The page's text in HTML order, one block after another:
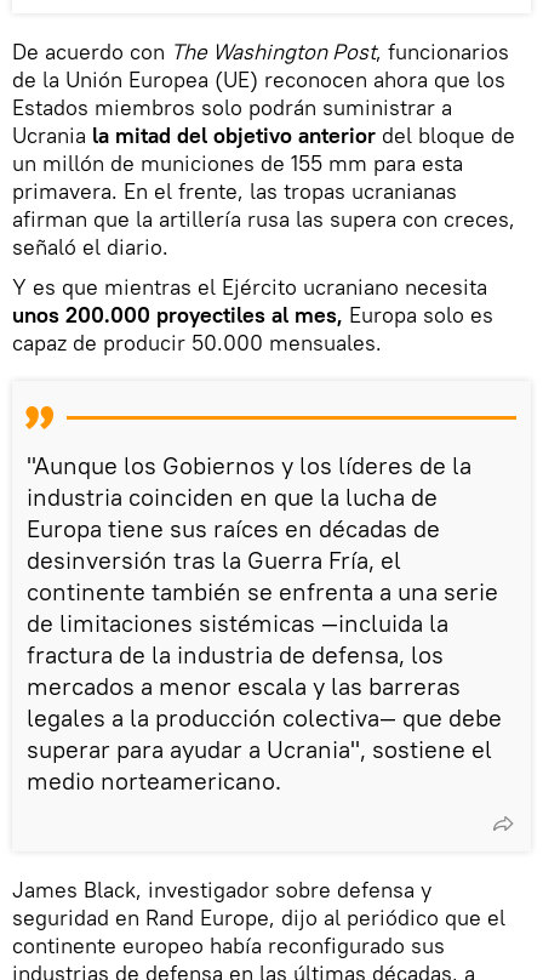
De acuerdo con The Washington Post, funcionarios
de la Unión Europea (UE) reconocen ahora que los
Estados miembros solo podrán suministrar a
Ucrania la mitad del objetivo anterior del bloque de
un millón de municiones de 155 mm para esta
primavera. En el frente, las tropas ucranianas
afirman que la artillería rusa las supera con creces,
señaló el diario.
Y es que mientras el Ejército ucraniano necesita
unos 200.000 proyectiles al mes, Europa solo es
capaz de producir 50.000 mensuales.
"Aunque los Gobiernos y los líderes de la
industria coinciden en que la lucha de
Europa tiene sus raíces en décadas de
desinversión tras la Guerra Fría, el
continente también se enfrenta a una serie
de limitaciones sistémicas —incluida la
fractura de la industria de defensa, los
mercados a menor escala y las barreras
legales a la producción colectiva— que debe
superar para ayudar a Ucrania", sostiene el
medio norteamericano.
James Black, investigador sobre defensa y
seguridad en Rand Europe, dijo al periódico que el
continente europeo había reconfigurado sus
industrias de defensa en las últimas décadas, a